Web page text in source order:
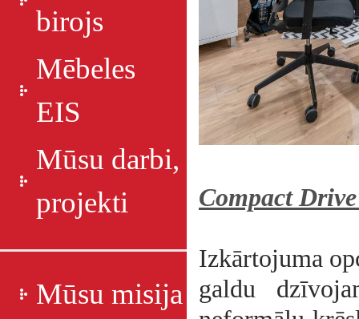
birojs
Mēbeles
EIS
Mūsu darbi,
projekti
Mūsu misija
Compact
Izkārtojuma
galdu